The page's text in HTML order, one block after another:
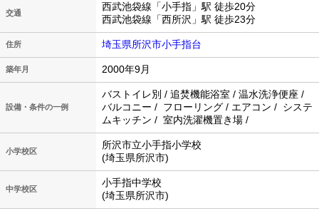
交通
西武池袋線「小手指」駅 徒歩20分
西武池袋線「西所沢」駅 徒歩23分
住所 埼玉県所沢市小手指台
築年月 2000年9月
設備・条件の一例
バストイレ別 / 追焚機能浴室 / 温水洗浄便座 /
バルコニー / フローリング / エアコン / システ
ムキッチン / 室内洗濯機置き場 /
小学校区
所沢市立小手指小学校
(埼玉県所沢市)
中学校区
小手指中学校
(埼玉県所沢市)